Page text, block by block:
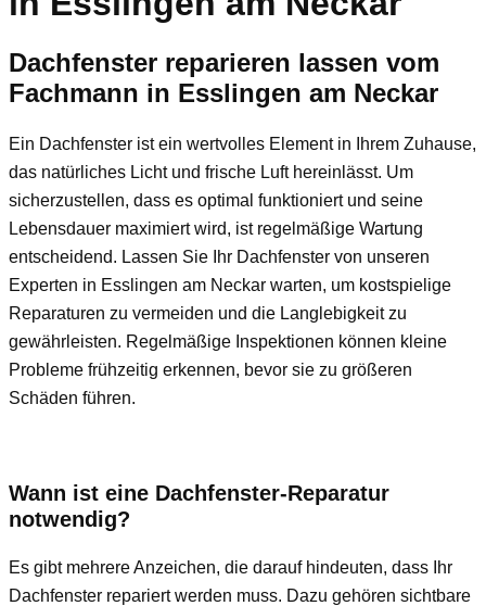
Dachfenster reparieren lassen vom
Fachmann in Esslingen am Neckar
Ein Dachfenster ist ein wertvolles Element in Ihrem Zuhause,
das natürliches Licht und frische Luft hereinlässt. Um
sicherzustellen, dass es optimal funktioniert und seine
Lebensdauer maximiert wird, ist regelmäßige Wartung
entscheidend. Lassen Sie Ihr Dachfenster von unseren
Experten in Esslingen am Neckar warten, um kostspielige
Reparaturen zu vermeiden und die Langlebigkeit zu
gewährleisten. Regelmäßige Inspektionen können kleine
Probleme frühzeitig erkennen, bevor sie zu größeren
Schäden führen.
Wann ist eine Dachfenster-Reparatur
notwendig?
Es gibt mehrere Anzeichen, die darauf hindeuten, dass Ihr
Dachfenster repariert werden muss. Dazu gehören sichtbare